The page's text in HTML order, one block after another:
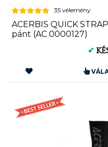
35 vélemény
ACERBIS QUICK
pánt (AC 0000127)
✔